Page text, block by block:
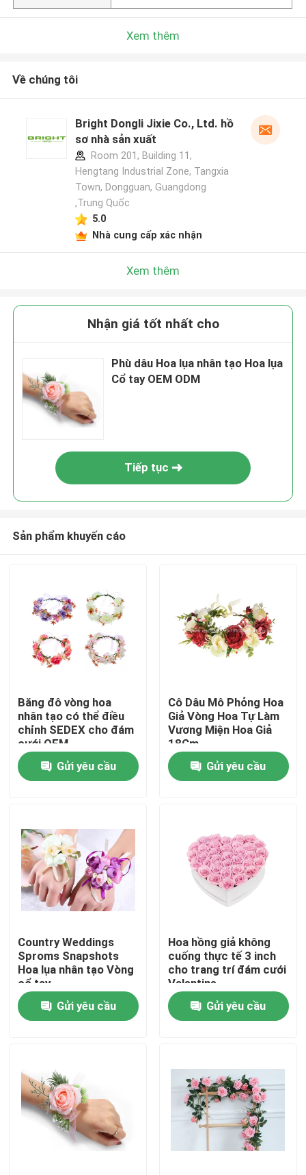
Nhà
Về chúng tôi
Tham quan nhà máy
Kiểm soát chất lượng
Liên hệ chúng tôi
Các trường hợp
Yêu cầu báo giá
Xem thêm
Về chúng tôi
Bright Dongli Jixie Co., Ltd. hồ
sơ nhà sản xuất
Room 201, Building 11,
Hengtang Industrial Zone, Tangxia
Town, Dongguan, Guangdong
,Trung Quốc
5.0
Nhà cung cấp xác nhận
Xem thêm
Nhận giá tốt nhất cho
Phù dâu Hoa lụa nhân tạo Hoa lụa
Cổ tay OEM ODM
Tiếp tục
Sản phẩm khuyến cáo
Băng đô vòng hoa
nhân tạo có thể điều
chỉnh SEDEX cho đám
cưới OEM
Gửi yêu cầu
Cô Dâu Mô Phỏng Hoa
Giả Vòng Hoa Tự Làm
Vương Miện Hoa Giả
18Cm
Gửi yêu cầu
Country Weddings
Sproms Snapshots
Hoa lụa nhân tạo Vòng
cổ tay
Gửi yêu cầu
Hoa hồng giả không
cuống thực tế 3 inch
cho trang trí đám cưới
Valentine
Gửi yêu cầu